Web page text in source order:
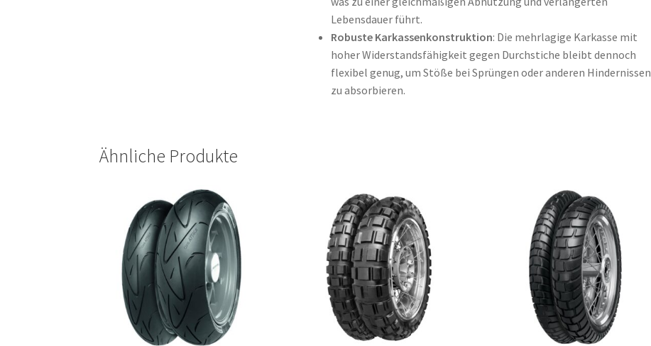
Lebensdauer führt.
Robuste Karkassenkonstruktion: Die mehrlagige Karkasse mit
hoher Widerstandsfähigkeit gegen Durchstiche bleibt dennoch
flexibel genug, um Stöße bei Sprüngen oder anderen Hindernissen
zu absorbieren.
Ähnliche Produkte